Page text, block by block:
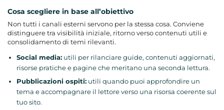
Cosa scegliere in base all’obiettivo
Non tutti i canali esterni servono per la stessa cosa. Conviene
distinguere tra visibilità iniziale, ritorno verso contenuti utili e
consolidamento di temi rilevanti.
Social media: utili per rilanciare guide, contenuti aggiornati,
risorse pratiche e pagine che meritano una seconda lettura.
Pubblicazioni ospiti: utili quando puoi approfondire un
tema e accompagnare il lettore verso una risorsa coerente sul
tuo sito.